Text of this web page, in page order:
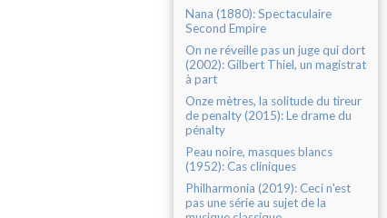
Nana (1880): Spectaculaire
Second Empire
On ne réveille pas un juge qui dort
(2002): Gilbert Thiel, un magistrat
à part
Onze mètres, la solitude du tireur
de penalty (2015): Le drame du
pénalty
Peau noire, masques blancs
(1952): Cas cliniques
Philharmonia (2019): Ceci n'est
pas une série au sujet de la